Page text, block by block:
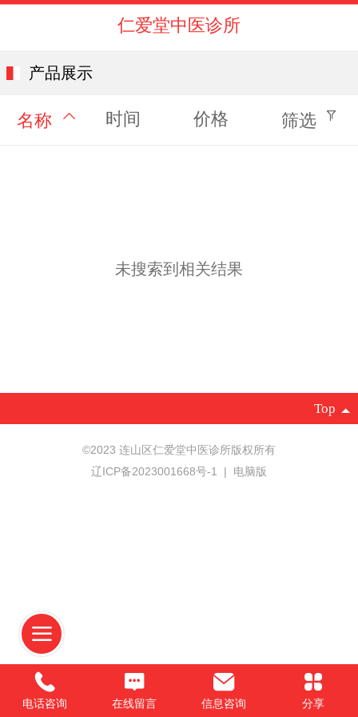
仁爱堂中医诊所
产品展示
名称 时间 价格 筛选
未搜索到相关结果
Top
©2023 连山区仁爱堂中医诊所版权所有
辽ICP备2023001668号-1
| 电脑版
电话咨询 在线留言 信息咨询 分享